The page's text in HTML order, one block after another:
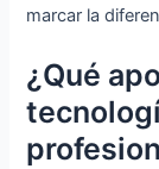
marcar la
¿Qué